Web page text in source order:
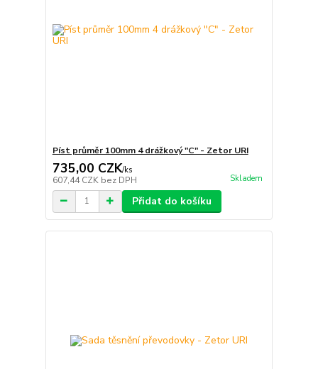
Píst průměr 100mm 4 drážkový "C" - Zetor URI
735,00 CZK/ks
607,44 CZK bez DPH Skladem
Přidat do košíku